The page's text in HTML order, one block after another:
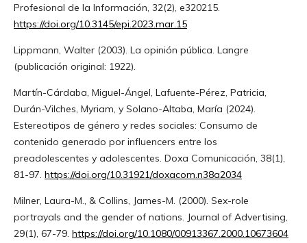
Profesional de la Información, 32(2), e320215.
https://doi.org/10.3145/epi.2023.mar.15
Lippmann, Walter (2003). La opinión pública. Langre
(publicación original: 1922).
Martín-Cárdaba, Miguel-Ángel, Lafuente-Pérez, Patricia,
Durán-Vilches, Myriam, y Solano-Altaba, María (2024).
Estereotipos de género y redes sociales: Consumo de
contenido generado por influencers entre los
preadolescentes y adolescentes. Doxa Comunicación, 38(1),
81-97. https://doi.org/10.31921/doxacom.n38a2034
Milner, Laura-M., & Collins, James-M. (2000). Sex-role
portrayals and the gender of nations. Journal of Advertising,
29(1), 67-79. https://doi.org/10.1080/00913367.2000.10673604